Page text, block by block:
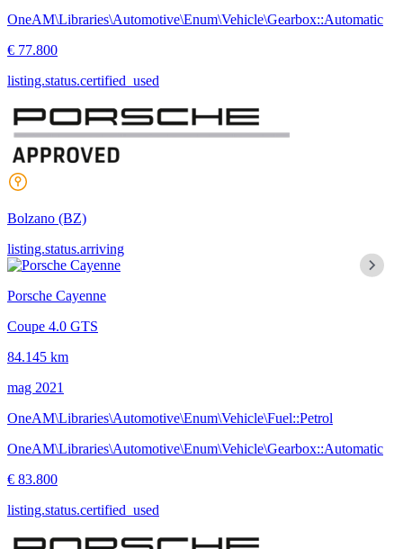
OneAM\Libraries\Automotive\Enum\Vehicle\Gearbox::Automatic
€ 77.800
listing.status.certified_used
Bolzano (BZ)
listing.status.arriving
Porsche Cayenne
Coupe 4.0 GTS
84.145 km
mag 2021
OneAM\Libraries\Automotive\Enum\Vehicle\Fuel::Petrol
OneAM\Libraries\Automotive\Enum\Vehicle\Gearbox::Automatic
€ 83.800
listing.status.certified_used